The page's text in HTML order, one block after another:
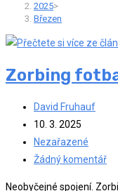
2025>
Březen
Zorbing
Autor
příspěvku
David Fruhauf
Příspěvek
byl
publikován
10. 3. 2025
Rubriky
příspěvku
Nezařazené
Komentáře
Žádný komentář
Neobyčejné spojení.